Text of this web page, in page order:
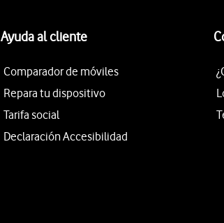
Ayuda al cliente
Comparador de móviles
Repara tu dispositivo
Tarifa social
Declaración Accesibilidad